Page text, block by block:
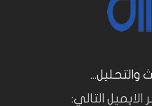
والتحليل...
التالي: